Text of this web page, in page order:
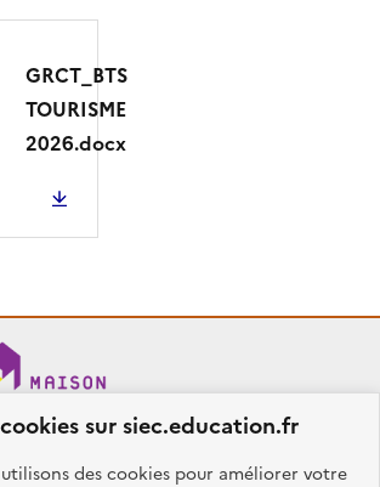
sur siec.education.fr
des cookies pour améliorer votre
GRCT_BTS
TOURISME
2026.docx
57.56 Ko